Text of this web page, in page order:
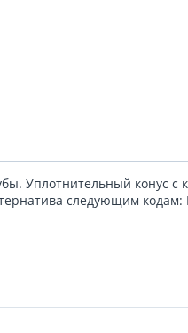
Уплотнительный конус с
следующим кодам: